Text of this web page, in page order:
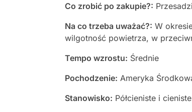
Co zrobić po zakupie?:
Na co trzeba uważać?: W
wilgotność powietrza, w
Tempo wzrostu: Średnie
Pochodzenie: Ameryka
Stanowisko: Półcieniste i